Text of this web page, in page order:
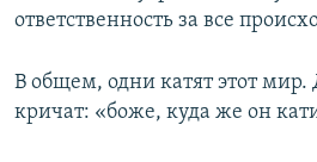
ответственность за все
В общем, одни катят этот мир.
кричат: «боже, куда же он